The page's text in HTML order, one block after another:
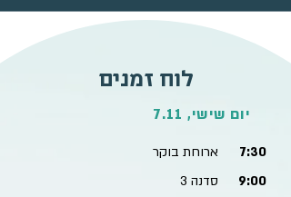
לוח זמנים
יום שישי, 7.11
ארוחת בוקר
סדנה 3
7:30
9:00